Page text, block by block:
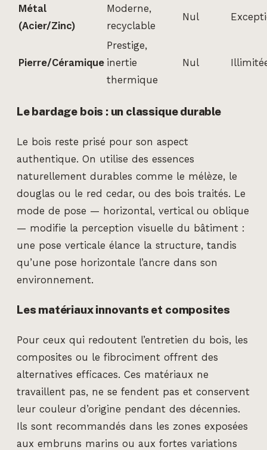
Métal
(Acier/Zinc)
Moderne,
recyclable
Nul
Pierre/Céramique
Prestige,
inertie
thermique
Nul
Le bardage bois : un classique durable
Le bois reste prisé pour son aspect
authentique. On utilise des essences
naturellement durables comme le mélèze, le
douglas ou le red cedar, ou des bois traités. Le
mode de pose — horizontal, vertical ou oblique
— modifie la perception visuelle du bâtiment :
une pose verticale élance la structure, tandis
qu’une pose horizontale l’ancre dans son
environnement.
Les matériaux innovants et composites
Pour ceux qui redoutent l’entretien du bois, les
composites ou le fibrociment offrent des
alternatives efficaces. Ces matériaux ne
travaillent pas, ne se fendent pas et conservent
leur couleur d’origine pendant des décennies.
Ils sont recommandés dans les zones exposées
aux embruns marins ou aux fortes variations